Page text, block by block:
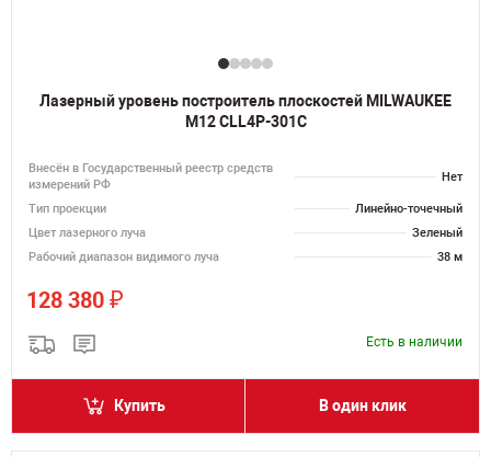
Лазерный уровень построитель плоскостей MILWAUKEE
M12 CLL4P-301C
Внесён в Государственный реестр средств
измерений РФ
Нет
Тип проекции
Линейно-точечный
Цвет лазерного луча
Зеленый
Рабочий диапазон видимого луча
38 м
128 380 ₽
Есть в наличии
Купить В один клик